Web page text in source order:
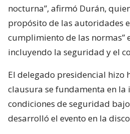
nocturna”, afirmó Durán,
propósito de las autoridades
cumplimiento de las normas”
incluyendo la seguridad y el
El delegado presidencial hizo
clausura se fundamenta en la
condiciones de seguridad
desarrolló el evento en la